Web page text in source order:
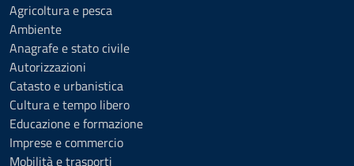
Agricoltura e pesca
Ambiente
Anagrafe e stato civile
Autorizzazioni
Catasto e urbanistica
Cultura e tempo libero
Educazione e formazione
Imprese e commercio
Mobilità e trasporti